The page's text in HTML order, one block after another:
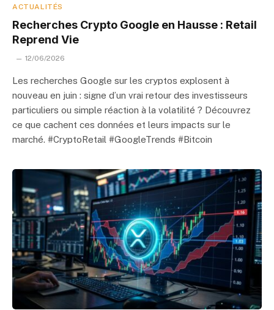
ACTUALITÉS
Recherches Crypto Google en Hausse : Retail
Reprend Vie
12/06/2026
Les recherches Google sur les cryptos explosent à
nouveau en juin : signe d’un vrai retour des investisseurs
particuliers ou simple réaction à la volatilité ? Découvrez
ce que cachent ces données et leurs impacts sur le
marché. #CryptoRetail #GoogleTrends #Bitcoin